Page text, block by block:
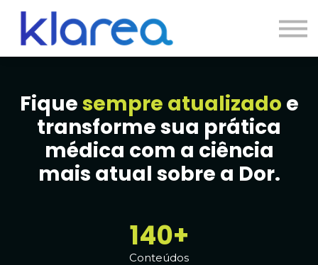
Contato
Cursos
Entrar
Fiquesempre atualizado e
transforme sua prática
médica com a ciência
mais atual sobre a Dor.
140+
Conteúdos